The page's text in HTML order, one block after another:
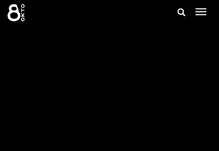
Zum
Inhalt
springen
Suche